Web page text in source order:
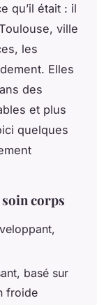
qu’il était : il
ville
les
Elles
des
et plus
quelques
corps
basé sur
froide